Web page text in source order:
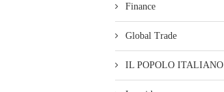
Finance
Global Trade
IL POPOLO ITALIANO